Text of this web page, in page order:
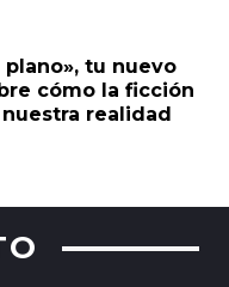
plano», tu nuevo
cómo la ficción
realidad